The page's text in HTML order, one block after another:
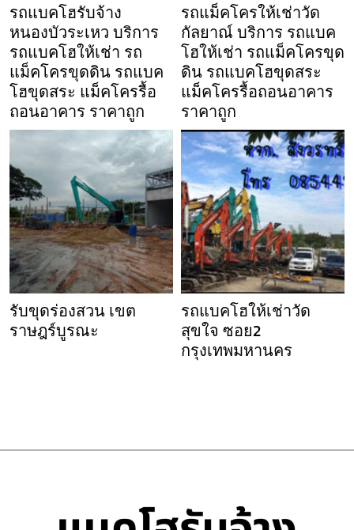
รถแบคโฮรับจ้าง
หนองบัวระเหว บริการ
รถแบคโฮให้เช่า รถ
แม็คโครขุดดิน รถแบค
โฮขุดสระ แม็คโครรื้อ
ถอนอาคาร ราคาถูก
รถแม็คโครให้เช่าวัด
กัลยาณ์ บริการ รถแบค
โฮให้เช่า รถแม็คโครขุด
ดิน รถแบคโฮขุดสระ
แม็คโครรื้อถอนอาคาร
ราคาถูก
รับขุดร่องสวน เขต
ราษฎร์บูรณะ
รถแบคโฮให้เช่าวัด
สุขใจ ซอย2
กรุงเทพมหานคร